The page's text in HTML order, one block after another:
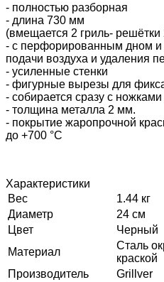
- полностью разборная
- длина 730 мм
(вмещается 2 гриль-
- с перфорированным дном
подачи воздуха и удаления
- усиленные стенки
- фигурные вырезы для
- собирается сразу с ножками
- толщина металла 2 мм.
- покрытие жаропрочной
до +700 °C
Характеристики
Вес
1.44 кг
Диаметр
24 см
Цвет
Черный
Материал
Сталь
краской
Производитель
Grillver